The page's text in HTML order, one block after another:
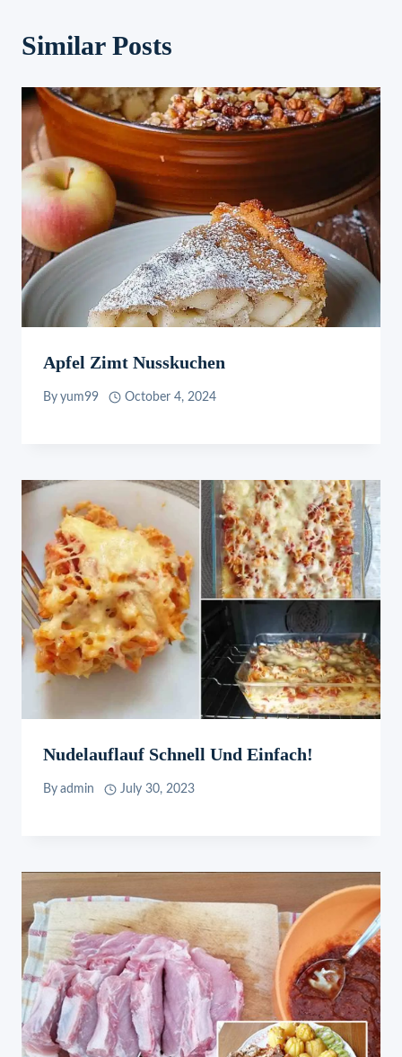
Similar Posts
Apfel Zimt Nusskuchen
By yum99 October 4, 2024
Nudelauflauf Schnell Und Einfach!
By admin July 30, 2023